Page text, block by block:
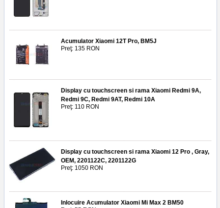
Acumulator Xiaomi 12T Pro, BM5J
Preţ: 135 RON
Display cu touchscreen si rama Xiaomi Redmi 9A,
Redmi 9C, Redmi 9AT, Redmi 10A
Preţ: 110 RON
Display cu touchscreen si rama Xiaomi 12 Pro , Gray,
OEM, 2201122C, 2201122G
Preţ: 1050 RON
Inlocuire Acumulator Xiaomi Mi Max 2 BM50